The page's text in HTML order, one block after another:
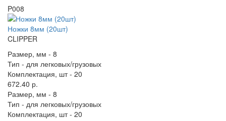
P008
Ножки 8мм (20шт)
CLIPPER
Размер, мм - 8
Тип - для легковых/грузовых
Комплектация, шт - 20
672.40 р.
Размер, мм - 8
Тип - для легковых/грузовых
Комплектация, шт - 20